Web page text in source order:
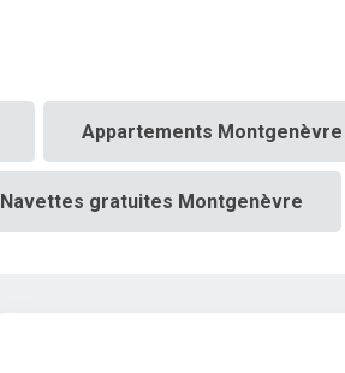
Appartements Montgenèvre
Navettes gratuites Montgenèvre